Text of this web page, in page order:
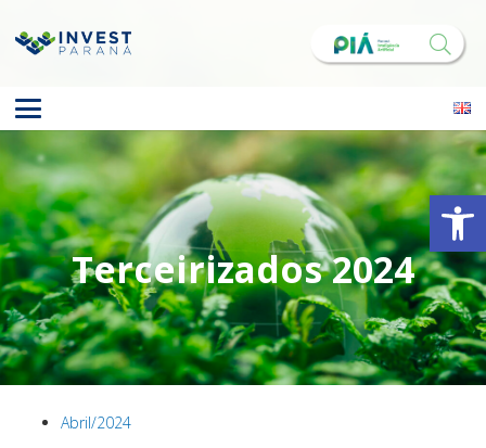
Abrir
Terceirizados 2024
Abril/2024